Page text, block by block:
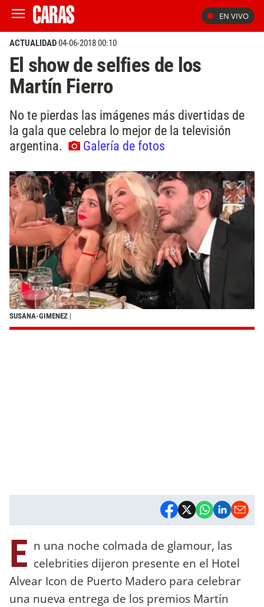
EN VIVO
ACTUALIDAD04-06-2018 00:10
El show de selfies de los
Martín Fierro
No te pierdas las imágenes más divertidas de
la gala que celebra lo mejor de la televisión
argentina.
Galería de fotos
SUSANA-GIMENEZ |
E n una noche colmada de glamour, las
celebrities dijeron presente en el Hotel
Alvear Icon de Puerto Madero para celebrar
una nueva entrega de los premios Martín